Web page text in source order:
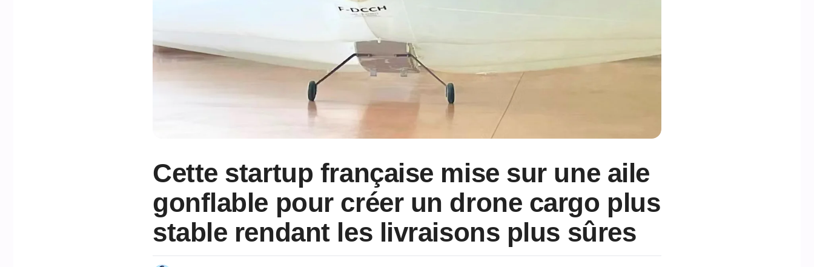
Cette startup française mise sur une aile
gonflable pour créer un drone cargo plus
stable rendant les livraisons plus sûres